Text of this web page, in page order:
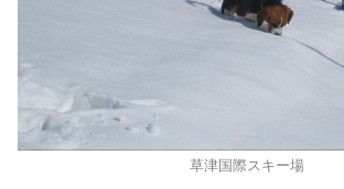
草津国際スキー場